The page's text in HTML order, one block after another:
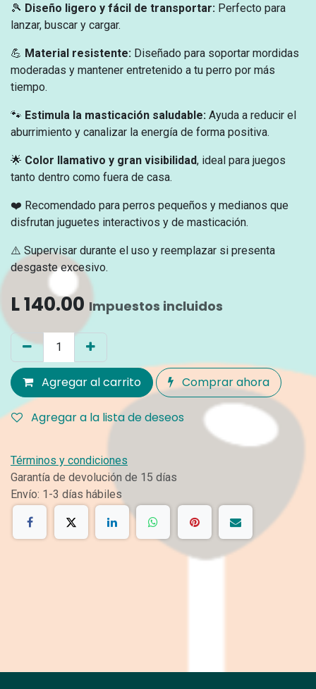
🎾 Diseño ligero y fácil de transportar: Perfecto para
lanzar, buscar y cargar.
💪 Material resistente: Diseñado para soportar mordidas
moderadas y mantener entretenido a tu perro por más
tiempo.
🐾 Estimula la masticación saludable: Ayuda a reducir el
aburrimiento y canalizar la energía de forma positiva.
🌟 Color llamativo y gran visibilidad, ideal para juegos
tanto dentro como fuera de casa.
❤️ Recomendado para perros pequeños y medianos que
disfrutan juguetes interactivos y de masticación.
⚠️ Supervisar durante el uso y reemplazar si presenta
desgaste excesivo.
L140.00 Impuestos incluidos
Agregar al carrito Comprar ahora
Agregar a la lista de deseos
Términos y condiciones
Garantía de devolución de 15 días
Envío: 1-3 días hábiles